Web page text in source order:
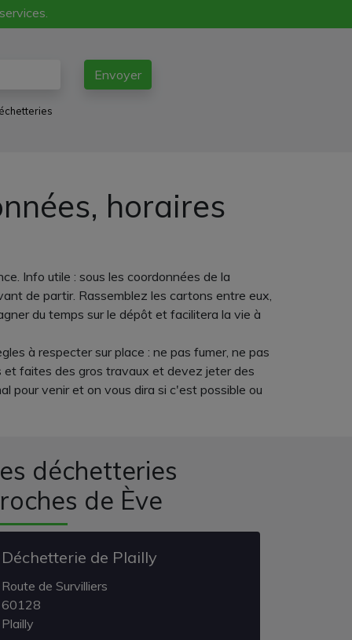
Envoyer
horaires
Info utile : sous les coordonnées de la
de partir. Rassemblez les cartons entre eux,
du temps sur le dépôt et facilitera la vie à
à respecter sur place : ne pas fumer, ne pas
et faites des gros travaux et devez jeter des
pour venir et on vous dira si c'est possible ou
déchetteries
de Ève
Déchetterie de Plailly
Route de Survilliers
60128
Plailly